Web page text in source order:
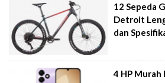
12 Sepeda
Detroit
dan
4 HP Murah